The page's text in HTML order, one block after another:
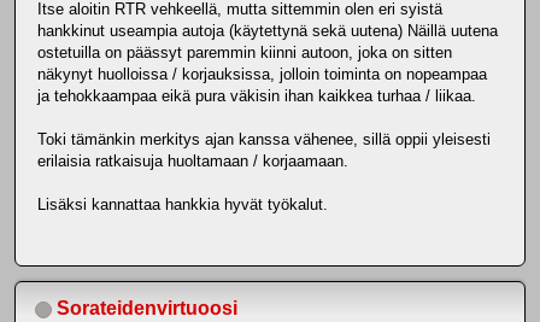
Itse aloitin RTR vehkeellä, mutta sittemmin olen eri syistä
hankkinut useampia autoja (käytettynä sekä uutena) Näillä uutena
ostetuilla on päässyt paremmin kiinni autoon, joka on sitten
näkynyt huolloissa / korjauksissa, jolloin toiminta on nopeampaa
ja tehokkaampaa eikä pura väkisin ihan kaikkea turhaa / liikaa.
Toki tämänkin merkitys ajan kanssa vähenee, sillä oppii yleisesti
erilaisia ratkaisuja huoltamaan / korjaamaan.
Lisäksi kannattaa hankkia hyvät työkalut.
Sorateidenvirtuoosi